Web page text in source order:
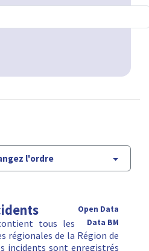
l'ordre
Open Data
Data BM
tous les
régionales de la Région de
incidents sont enregistrés